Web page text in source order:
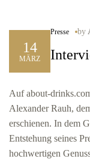
14
MÄRZ
Presse by
Auf about-
Alexander Rauh,
erschienen. In dem
Entstehung seines
hochwertigen